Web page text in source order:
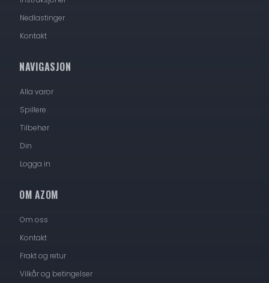
Nedlastinger
Kontakt
NAVIGASJON
Alla varor
Spillere
Tilbehør
Din
Logga in
OM AZOM
Om oss
Kontakt
Frakt og retur
Vilkår og betingelser